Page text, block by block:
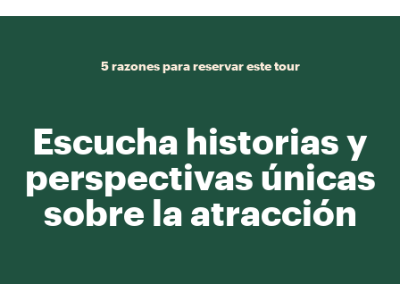
5 razones para reservar este tour
Escucha historias y
perspectivas únicas
sobre la atracción